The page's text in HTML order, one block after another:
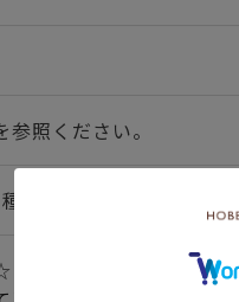
照ください。